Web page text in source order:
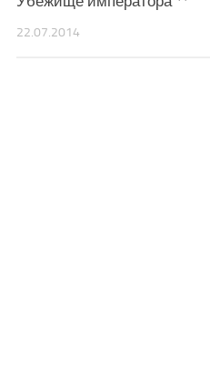
22.07.2014